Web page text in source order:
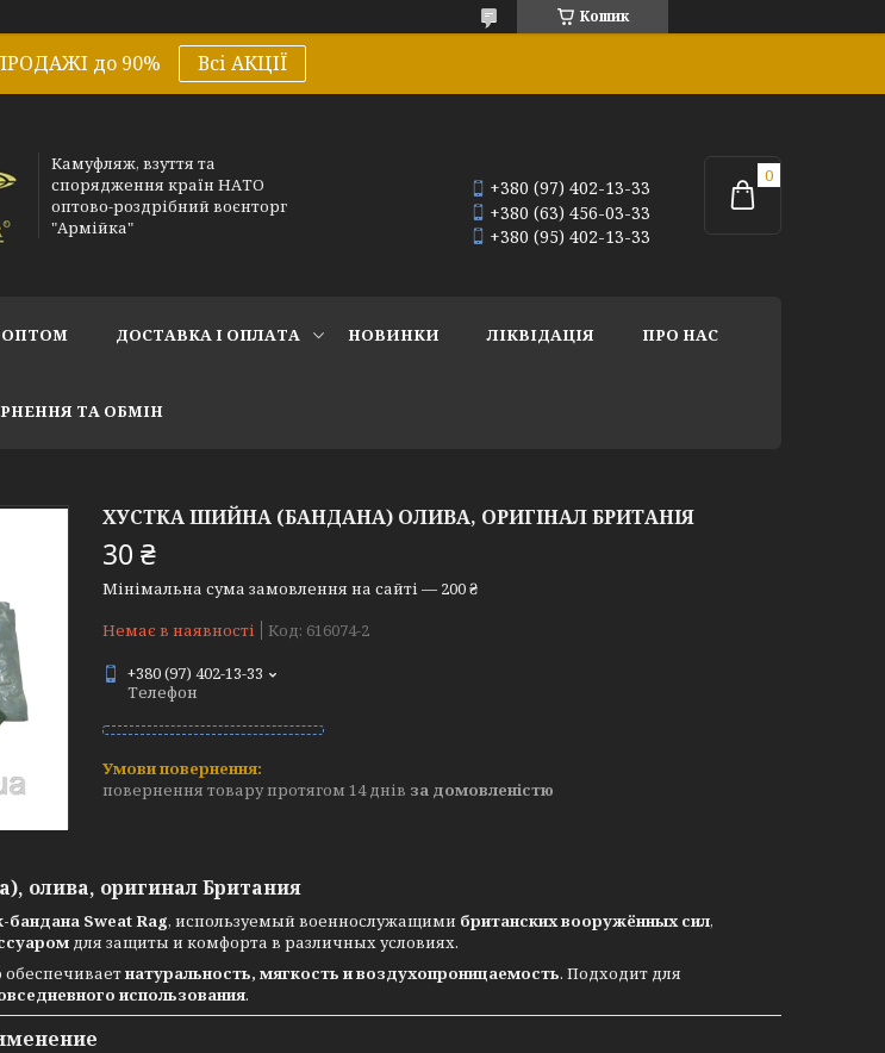
Кошик
до 90% Всі АКЦІЇ
Камуфляж, взуття та
спорядження країн НАТО
оптово-роздрібний воєнторг
"Армійка"
+380 (97) 402-13-33
+380 (63) 456-03-33
+380 (95) 402-13-33
ОПТОМ ДОСТАВКА І ОПЛАТА НОВИНКИ ЛІКВІДАЦІЯ ПРО НАС
ТА ОБМІН
ХУСТКА ШИЙНА (БАНДАНА) ОЛИВА, ОРИГІНАЛ БРИТАНІЯ
30 ₴
Мінімальна сума замовлення на сайті — 200 ₴
Немає в наявності
Код: 616074-2
+380 (97) 402-13-33
Телефон
повернення товару протягом 14 днів за домовленістю
олива, оригинал Британия
бандана Sweat Rag, используемый военнослужащими британских вооружённых сил,
для защиты и комфорта в различных условиях.
обеспечиваетнатуральность, мягкость и воздухопроницаемость. Подходит для
использования.